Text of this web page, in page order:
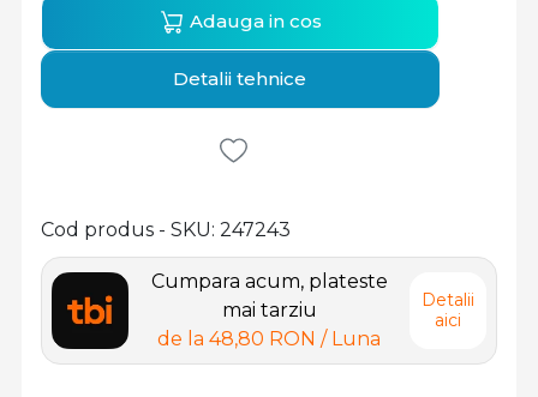
Cumpara acum, plateste
mai tarziu
de la 48,80 RON / Luna
Detalii
aici
Cod produs - SKU 247243
Adauga in cos
Detalii tehnice